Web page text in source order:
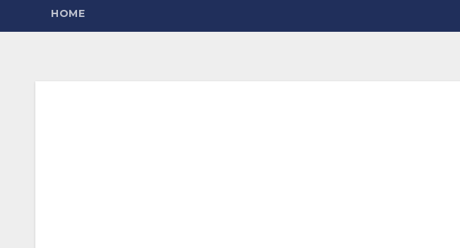
HOME